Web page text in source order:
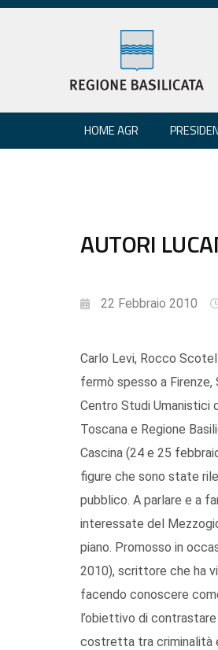
HOME AGR
AUTORI
22 Febbraio 2010
Carlo Levi, Rocco
fermò spesso a Firenze,
Centro Studi Umanistici
Toscana e Regione
Cascina (24 e 25
figure che sono state
pubblico. A parlare e a
interessate del
piano. Promosso in
2010), scrittore che ha
facendo conoscere
l’obiettivo di
costretta tra criminalità